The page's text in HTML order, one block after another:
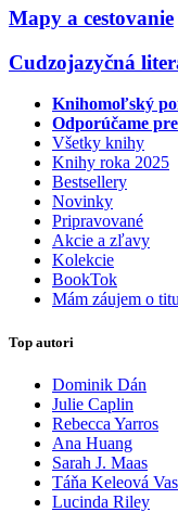
Mapy a cestovanie
Cudzojazyčná
Knihomoľský
Odporúčame
Všetky knihy
Knihy roka 2025
Bestsellery
Novinky
Pripravované
Akcie a zľavy
Kolekcie
BookTok
Mám záujem o
Top autori
Dominik Dán
Julie Caplin
Rebecca Yarros
Ana Huang
Sarah J. Maas
Táňa Keleová
Lucinda Riley